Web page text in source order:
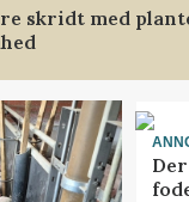
skridt med